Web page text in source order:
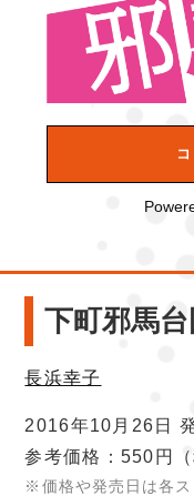
下町邪馬台
長浜幸子
2016年10月26日
参考価格：550円
※価格や発売日は各ス